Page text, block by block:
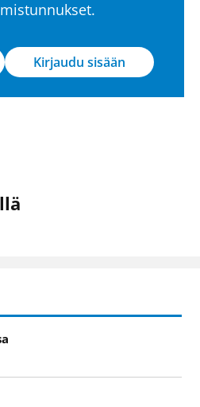
Kirjaudu sisään